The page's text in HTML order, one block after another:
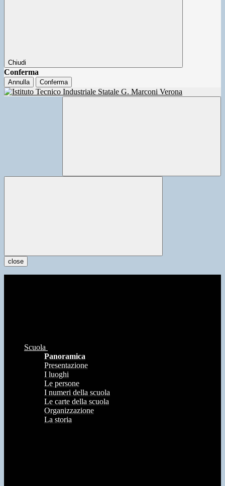
Chiudi
Conferma
Annulla Conferma
close
Scuola
Panoramica
Presentazione
I luoghi
Le persone
I numeri della scuola
Le carte della scuola
Organizzazione
La storia